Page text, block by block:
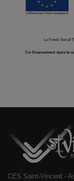
Le Fonds Social
Co-financement dans le
CES Saint-Vincent -